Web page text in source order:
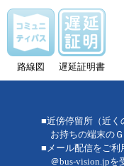
路線図 遅延証明書
■近傍停留所（近く
お持ちの端末のＧ
■メール配信をご利
＠bus-vision.jpを